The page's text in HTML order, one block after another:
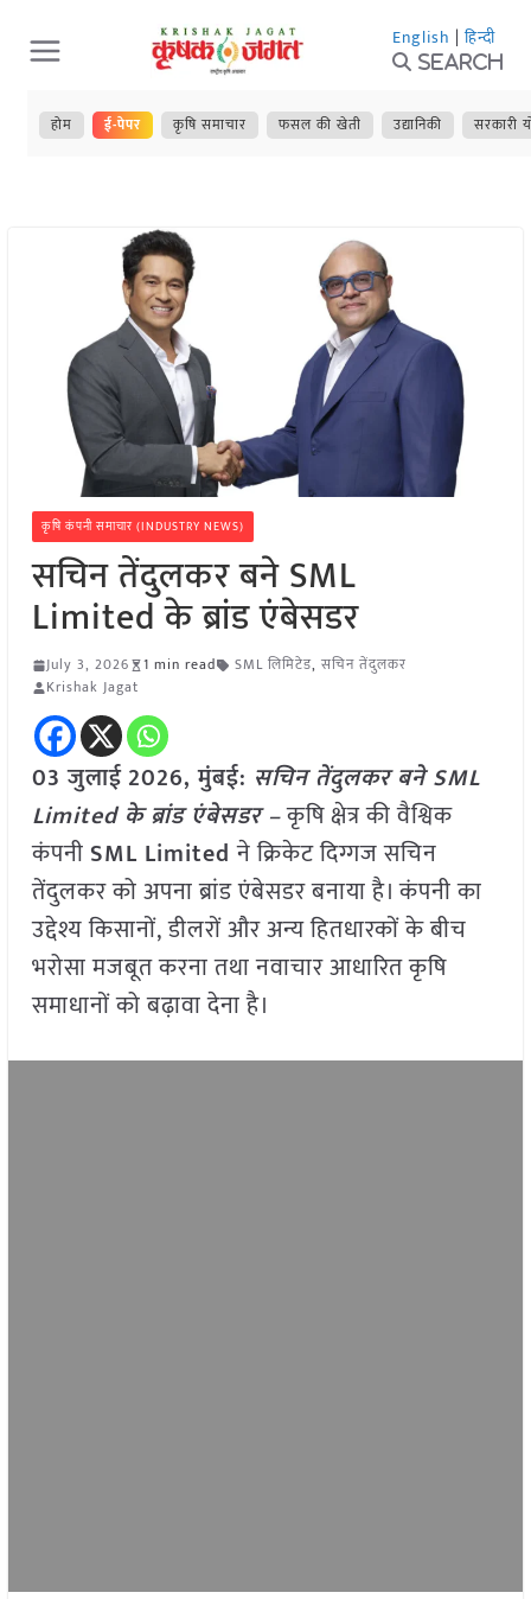
Skip
to
content
English | हिन्दी
Search
होम ई-पेपर कृषि समाचार फसल की खेती उद्यानिकी सरकारी
कृषि कंपनी समाचार (INDUSTRY NEWS)
सचिन तेंदुलकर बने SML
Limited के ब्रांड एंबेसडर
July 3, 2026 1 min read SML लिमिटेड, सचिन तेंदुलकर
Krishak Jagat
03 जुलाई2026,मुंबई: सचिन तेंदुलकर बने SML
Limited के ब्रांड एंबेसडर –कृषि क्षेत्र की वैश्विक
कंपनीSML Limited ने क्रिकेट दिग्गज सचिन
तेंदुलकर को अपना ब्रांड एंबेसडर बनाया है। कंपनी का
उद्देश्य किसानों, डीलरों और अन्य हितधारकों के बीच
भरोसा मजबूत करना तथा नवाचार आधारित कृषि
समाधानों को बढ़ावा देना है।